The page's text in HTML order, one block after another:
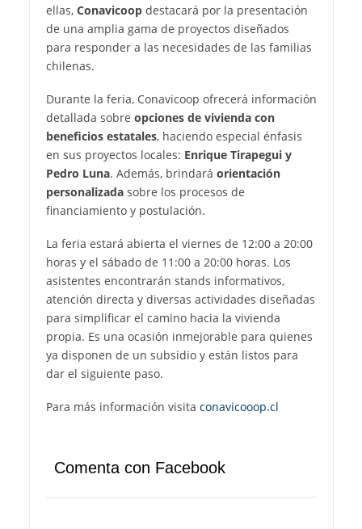
ellas, Conavicoopdestacará por la presentación
de una amplia gama de proyectos diseñados
para responder a las necesidades de las familias
chilenas.
Durante la feria, Conavicoop ofrecerá información
detallada sobre opciones de vivienda con
beneficios estatales, haciendo especial énfasis
en sus proyectos locales: Enrique Tirapegui y
Pedro Luna. Además, brindará orientación
personalizadasobre los procesos de
financiamiento y postulación.
La feria estará abierta el viernes de 12:00 a 20:00
horas y el sábado de 11:00 a 20:00 horas. Los
asistentes encontrarán stands informativos,
atención directa y diversas actividades diseñadas
para simplificar el camino hacia la vivienda
propia. Es una ocasión inmejorable para quienes
ya disponen de un subsidio y están listos para
dar el siguiente paso.
Para más información visita conavicooop.cl
Comenta con Facebook